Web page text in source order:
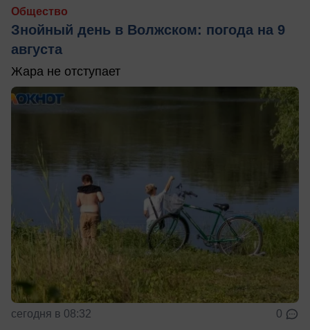
Общество
Знойный день в Волжском: погода на 9
августа
Жара не отступает
сегодня в 08:32 0